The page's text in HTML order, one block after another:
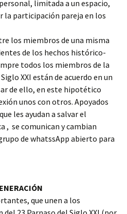
limitada a un espacio,
la participación pareja en los
los miembros de una misma
de los hechos histórico-
todos los miembros de la
XXI están de acuerdo en un
de ello, en este hipotético
unos con otros. Apoyados
les ayudan a salvar el
, se comunican y cambian
de whatssApp abierto para
que unen a los